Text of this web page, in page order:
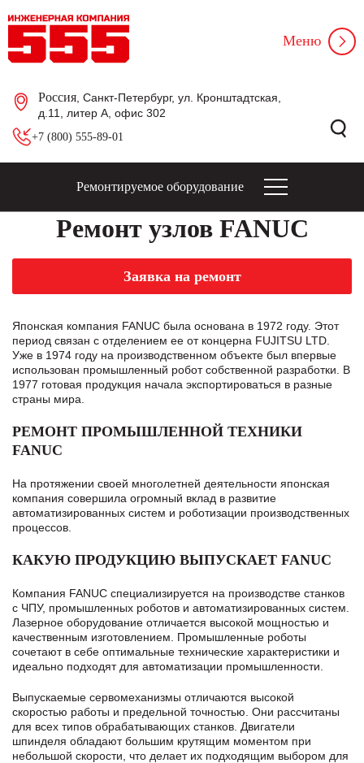
Россия , Санкт-Петербург, ул. Кронштадтская,
д.11, литер А, офис 302
+7 (800) 555-89-01
Меню
Ремонтируемое оборудование
Ремонт узлов FANUC
Заявка на ремонт
Японская компания FANUC была основана в 1972 году. Этот
период связан с отделением ее от концерна FUJITSU LTD.
Уже в 1974 году на производственном объекте был впервые
использован промышленный робот собственной разработки. В
1977 готовая продукция начала экспортироваться в разные
страны мира.
РЕМОНТ ПРОМЫШЛЕННОЙ ТЕХНИКИ
FANUC
На протяжении своей многолетней деятельности японская
компания совершила огромный вклад в развитие
автоматизированных систем и роботизации производственных
процессов.
КАКУЮ ПРОДУКЦИЮ ВЫПУСКАЕТ FANUC
Компания FANUC специализируется на производстве станков
с ЧПУ, промышленных роботов и автоматизированных систем.
Лазерное оборудование отличается высокой мощностью и
качественным изготовлением. Промышленные роботы
сочетают в себе оптимальные технические характеристики и
идеально подходят для автоматизации промышленности.
Выпускаемые сервомеханизмы отличаются высокой
скоростью работы и предельной точностью. Они рассчитаны
для всех типов обрабатывающих станков. Двигатели
шпинделя обладают большим крутящим моментом при
небольшой скорости, что делает их подходящим выбором для